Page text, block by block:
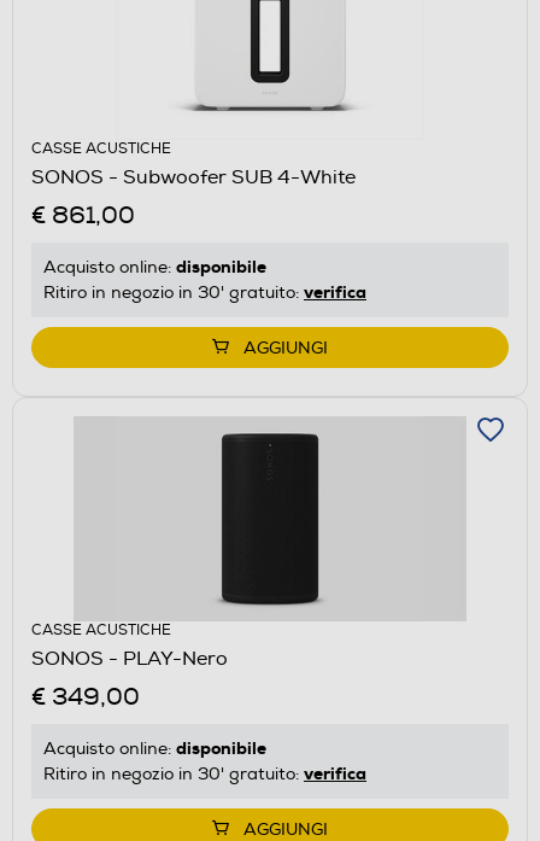
CASSE ACUSTICHE
SONOS - Subwoofer SUB 4-White
€ 861,00
Acquisto online: disponibile
Ritiro in negozio in 30' gratuito: verifica
AGGIUNGI
CASSE ACUSTICHE
SONOS - PLAY-Nero
€ 349,00
Acquisto online: disponibile
Ritiro in negozio in 30' gratuito: verifica
AGGIUNGI